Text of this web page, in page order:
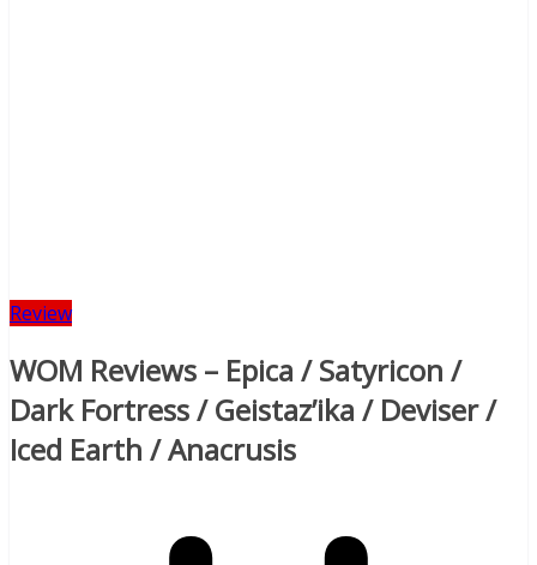
Review
WOM Reviews – Epica / Satyricon /
Dark Fortress / Geistaz’ika / Deviser /
Iced Earth / Anacrusis